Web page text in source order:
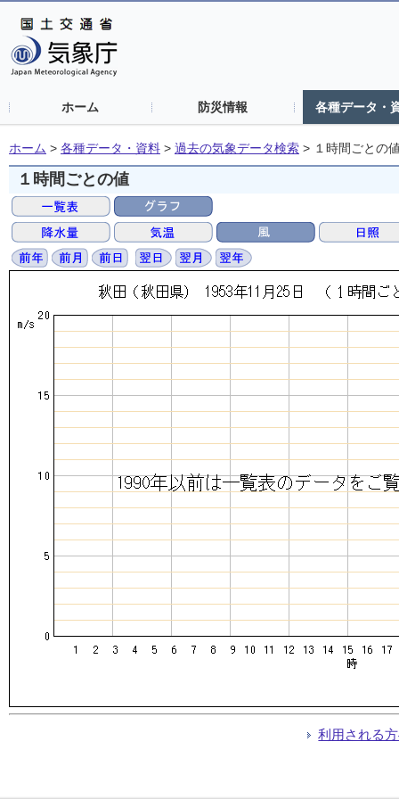
ホーム 防災情報 各種データ・
ホーム > 各種データ・資料 > 過去の気象データ検索 > １時間ごとの
１時間ごとの値
利用される